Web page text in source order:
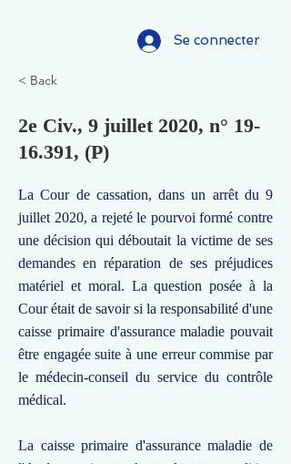
Se connecter
< Back
2e Civ., 9 juillet 2020, n° 19-
16.391, (P)
La Cour de cassation, dans un arrêt du 9
juillet 2020, a rejeté le pourvoi formé contre
une décision qui déboutait la victime de ses
demandes en réparation de ses préjudices
matériel et moral. La question posée à la
Cour était de savoir si la responsabilité d'une
caisse primaire d'assurance maladie pouvait
être engagée suite à une erreur commise par
le médecin-conseil du service du contrôle
médical.
La caisse primaire d'assurance maladie de